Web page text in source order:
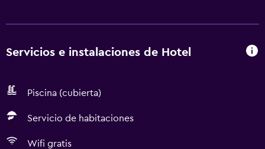
Servicios e instalaciones de Hotel
Piscina (cubierta)
Servicio de habitaciones
Wifi gratis